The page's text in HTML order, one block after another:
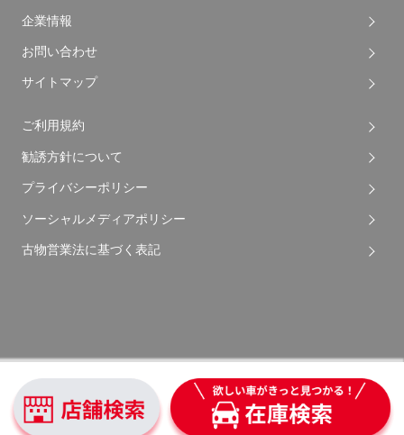
企業情報
お問い合わせ
サイトマップ
ご利用規約
勧誘方針について
プライバシーポリシー
ソーシャルメディアポリシー
古物営業法に基づく表記